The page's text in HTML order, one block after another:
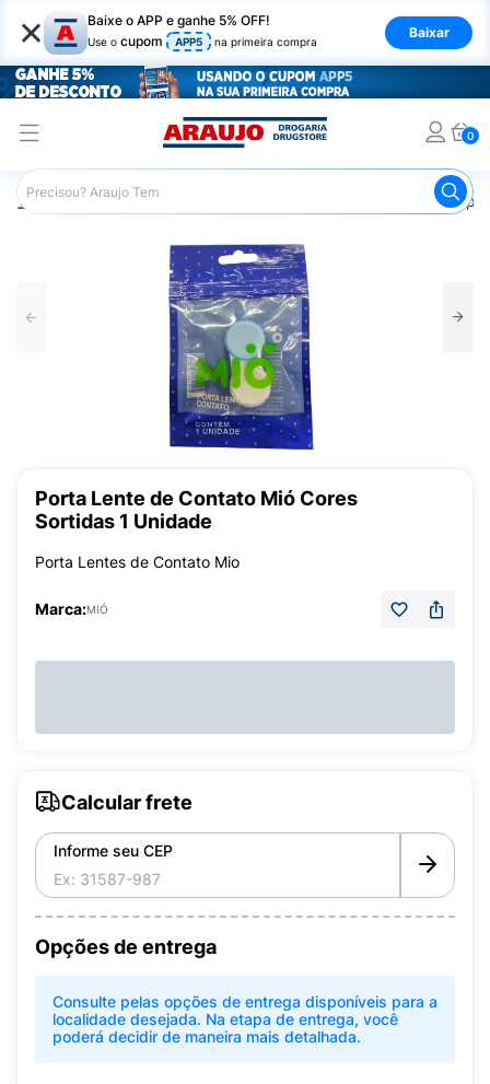
× Baixe o APP e ganhe 5% OFF!
Use o cupom APP5 na primeira compra
Baixar
0
Araujo Medicamentos Produtos
Porta Lente de Contato Mió Cores
Sortidas 1 Unidade
Porta Lentes de Contato Mio
Marca:MIÓ
Calcular frete
Informe seu CEP
Opções de entrega
Consulte pelas opções de entrega disponíveis para a
localidade desejada. Na etapa de entrega, você
poderá decidir de maneira mais detalhada.